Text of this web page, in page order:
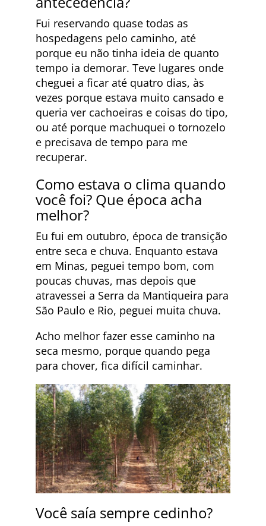
Fui reservando quase todas as
hospedagens pelo caminho, até
porque eu não tinha ideia de quanto
tempo ia demorar. Teve lugares onde
cheguei a ficar até quatro dias, às
vezes porque estava muito cansado e
queria ver cachoeiras e coisas do tipo,
ou até porque machuquei o tornozelo
e precisava de tempo para me
recuperar.
Como estava o clima quando
você foi? Que época acha
melhor?
Eu fui em outubro, época de transição
entre seca e chuva. Enquanto estava
em Minas, peguei tempo bom, com
poucas chuvas, mas depois que
atravessei a Serra da Mantiqueira para
São Paulo e Rio, peguei muita chuva.
Acho melhor fazer esse caminho na
seca mesmo, porque quando pega
para chover, fica difícil caminhar.
Você saía sempre cedinho?